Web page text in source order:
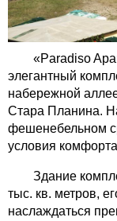
«Paradiso
элегантный
набережной
Стара Планина.
фешенебельном
условия
Здание
тыс. кв. метров,
наслаждаться